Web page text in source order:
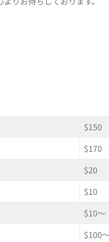
$150
$170
$20
$10
$10～
$100～